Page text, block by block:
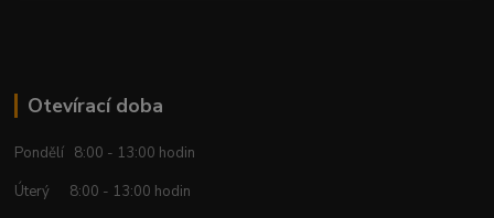
Otevírací doba
Pondělí 8:00 - 13:00 hodin
Úterý 8:00 - 13:00 hodin